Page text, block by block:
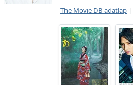
The Movie DB adatlap |